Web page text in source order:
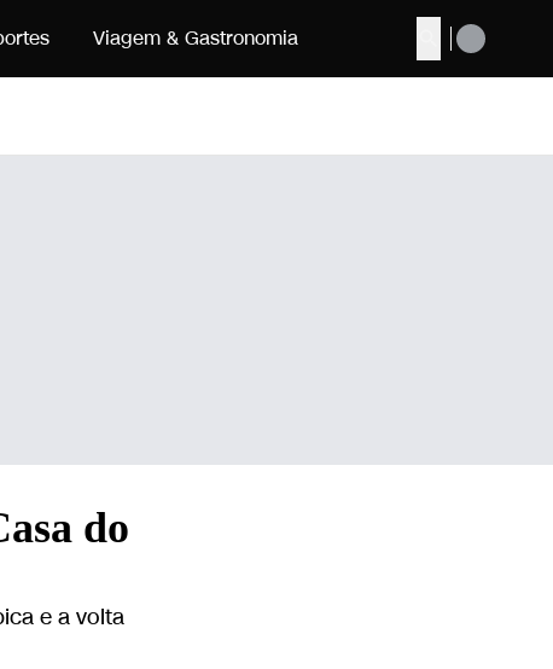
Buscar
Viagem & Gastronomia
do
e a volta